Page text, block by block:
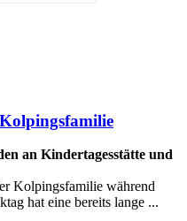
an Kindertagesstätte und
Kolpingsfamilie während
hat eine bereits lange ...